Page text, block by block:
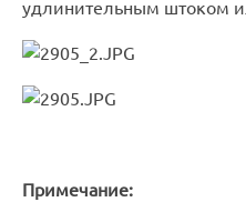
удлинительным штоком
Примечание: